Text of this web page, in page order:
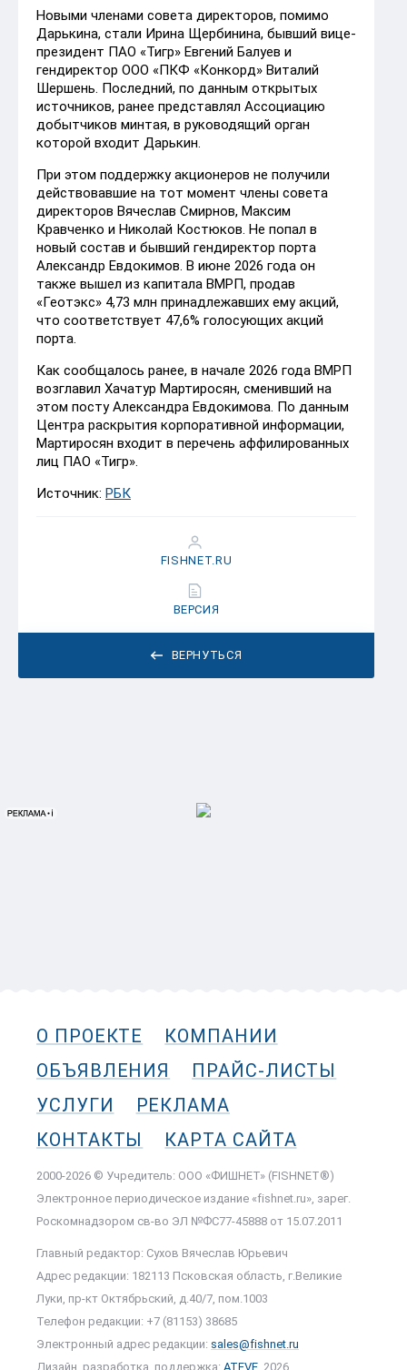
Новыми членами совета директоров, помимо
Дарькина, стали Ирина Щербинина, бывший вице-
президент ПАО «Тигр» Евгений Балуев и
гендиректор ООО «ПКФ «Конкорд» Виталий
Шершень. Последний, по данным открытых
источников, ранее представлял Ассоциацию
добытчиков минтая, в руководящий орган
которой входит Дарькин.
При этом поддержку акционеров не получили
действовавшие на тот момент члены совета
директоров Вячеслав Смирнов, Максим
Кравченко и Николай Костюков. Не попал в
новый состав и бывший гендиректор порта
Александр Евдокимов. В июне 2026 года он
также вышел из капитала ВМРП, продав
«Геотэкс» 4,73 млн принадлежавших ему акций,
что соответствует 47,6% голосующих акций
порта.
Как сообщалось ранее, в начале 2026 года ВМРП
возглавил Хачатур Мартиросян, сменивший на
этом посту Александра Евдокимова. По данным
Центра раскрытия корпоративной информации,
Мартиросян входит в перечень аффилированных
лиц ПАО «Тигр».
Источник: РБК
ВЕРНУТЬСЯ
FISHNET.RU
ВЕРСИЯ
О ПРОЕКТЕ
КОМПАНИИ
ОБЪЯВЛЕНИЯ
ПРАЙС-ЛИСТЫ
УСЛУГИ
РЕКЛАМА
КОНТАКТЫ
КАРТА САЙТА
2000-2026 © Учредитель: ООО «ФИШНЕТ» (FISHNET®)
Электронное периодическое издание «fishnet.ru», зарег.
Роскомнадзором cв-во ЭЛ №ФС77-45888 от 15.07.2011
Главный редактор: Сухов Вячеслав Юрьевич
Адрес редакции: 182113 Псковская область, г.Великие
Луки, пр-кт Октябрьский, д.40/7, пом.1003
Телефон редакции: +7 (81153) 38685
Электронный адрес редакции: sales@fishnet.ru
Дизайн, разработка, поддержка: ATEVE , 2026.